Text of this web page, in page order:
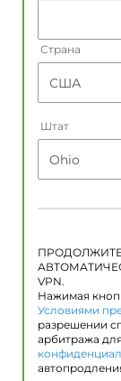
Страна
Штат
VPN.
Нажимая
Условиями
разрешении
арбитража